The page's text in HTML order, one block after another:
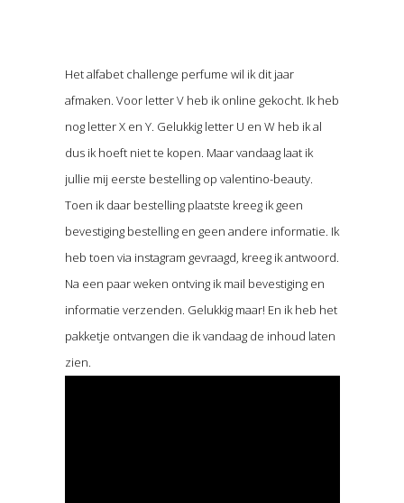
Het alfabet challenge perfume wil ik dit jaar
afmaken. Voor letter V heb ik online gekocht. Ik heb
nog letter X en Y. Gelukkig letter U en W heb ik al
dus ik hoeft niet te kopen. Maar vandaag laat ik
jullie mij eerste bestelling op valentino-beauty.
Toen ik daar bestelling plaatste kreeg ik geen
bevestiging bestelling en geen andere informatie. Ik
heb toen via instagram gevraagd, kreeg ik antwoord.
Na een paar weken ontving ik mail bevestiging en
informatie verzenden. Gelukkig maar! En ik heb het
pakketje ontvangen die ik vandaag de inhoud laten
zien.